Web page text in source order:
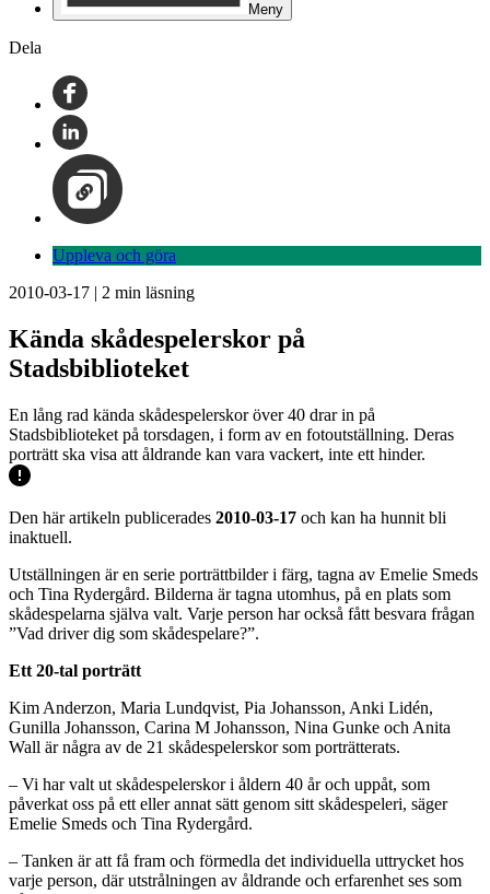
Meny
Dela
Uppleva och göra
2010-03-17 | 2 min läsning
Kända skådespelerskor på
Stadsbiblioteket
En lång rad kända skådespelerskor över 40 drar in på
Stadsbiblioteket på torsdagen, i form av en fotoutställning. Deras
porträtt ska visa att åldrande kan vara vackert, inte ett hinder.
Den här artikeln publicerades 2010-03-17 och kan ha hunnit bli
inaktuell.
Utställningen är en serie porträttbilder i färg, tagna av Emelie Smeds
och Tina Rydergård. Bilderna är tagna utomhus, på en plats som
skådespelarna själva valt. Varje person har också fått besvara frågan
”Vad driver dig som skådespelare?”.
Ett 20-tal porträtt
Kim Anderzon, Maria Lundqvist, Pia Johansson, Anki Lidén,
Gunilla Johansson, Carina M Johansson, Nina Gunke och Anita
Wall är några av de 21 skådespelerskor som porträtterats.
– Vi har valt ut skådespelerskor i åldern 40 år och uppåt, som
påverkat oss på ett eller annat sätt genom sitt skådespeleri, säger
Emelie Smeds och Tina Rydergård.
– Tanken är att få fram och förmedla det individuella uttrycket hos
varje person, där utstrålningen av åldrande och erfarenhet ses som